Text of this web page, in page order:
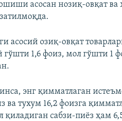
асосан нозиқ-овқат ва
асосий озиқ-овқат
гўшти 1,6 фоиз, мол гўшти 1
энг қимматлаган
ва тухум 16,2 фоизга
қиладиган сабзи-пиёз ҳам